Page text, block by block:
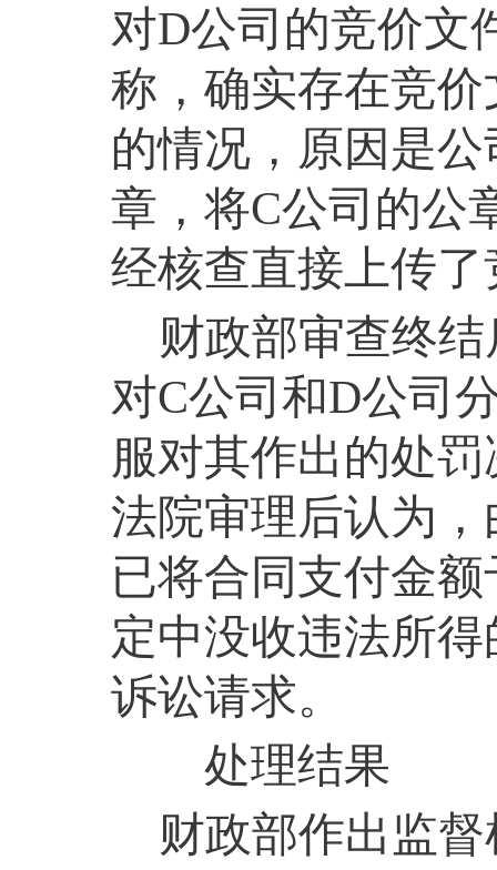
对D公司的竞价文
称，确实存在竞
的情况，原因是
章，将C公司的公
经核查直接上传
财政部审查终
对C公司和D公司
服对其作出的处
法院审理后认为，
已将合同支付金
定中没收违法所
诉讼请求。
处理结果
财政部作出监